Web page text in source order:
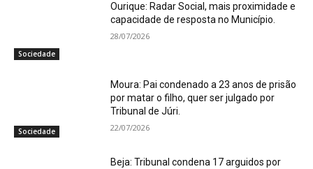
Sociedade
Ourique: Radar Social, mais proximidade e
capacidade de resposta no Município.
28/07/2026
Sociedade
Moura: Pai condenado a 23 anos de prisão
por matar o filho, quer ser julgado por
Tribunal de Júri.
22/07/2026
Beja: Tribunal condena 17 arguidos por